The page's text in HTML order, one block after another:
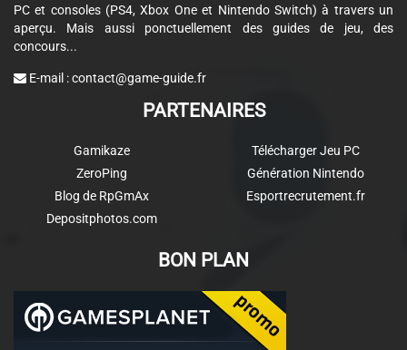
PC et consoles (PS4, Xbox One et Nintendo Switch) à travers un
aperçu. Mais aussi ponctuellement des guides de jeu, des
concours...
E-mail :contact@game-guide.fr
PARTENAIRES
Gamikaze
ZeroPing
Blog de RpGmAx
Depositphotos.com
Télécharger Jeu PC
Génération Nintendo
Esportrecrutement.fr
BON PLAN